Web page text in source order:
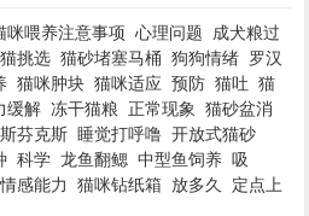
咪喂养注意事项 心理问题
成犬粮过
挑选 猫砂堵塞马桶 狗狗情绪 罗汉
猫咪肿块 猫咪适应 预防 猫吐 猫
缓解 冻干猫粮 正常现象
猫砂盆消
斯芬克斯 睡觉打呼噜 开放式猫砂
科学 龙鱼翻鳃 中型鱼饲养 吸
情感能力 猫咪钻纸箱 放多久
定点上